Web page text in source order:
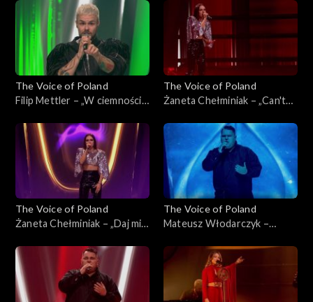
Poland”, Live 3, 22 listopada
2025
listopada 2025
The Voice of Poland
Filip Mettler – „W ciemności”,
22 listopada 2025
The Voice of Poland
Żaneta Chełminiak – „Can't
„The Voice of Poland”, Live 3,
22 listopada 2025
The Voice of Poland
Żaneta Chełminiak – „Daj mi
Poland”, Live 3, 22 listopada
2025
The Voice of Poland
Mateusz Włodarczyk –
„The Voice of Poland”, Live 3,
22 listopada 2025